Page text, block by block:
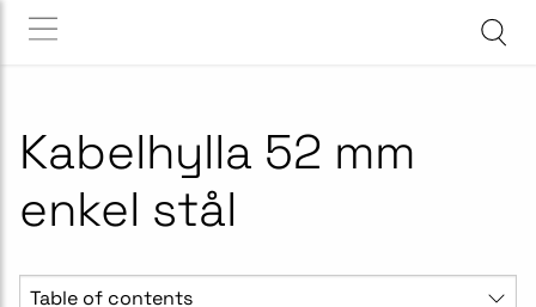
Kabelhylla 52 mm
enkel stål
Table of contents